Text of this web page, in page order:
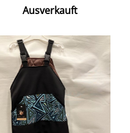
Ausverkauft